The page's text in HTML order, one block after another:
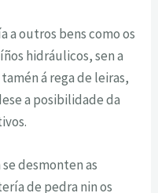
a outros bens como os
hidráulicos, sen a
á rega de leiras,
a posibilidade da
desmonten as
de pedra nin os